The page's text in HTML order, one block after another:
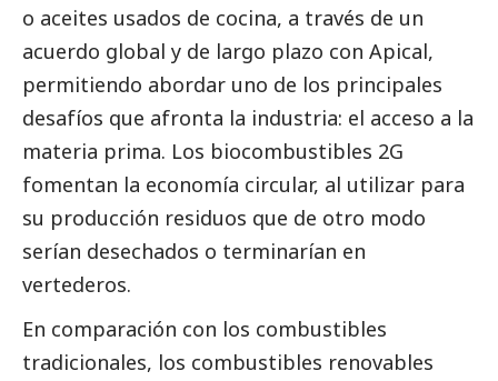
o aceites usados de cocina, a través de un
acuerdo global y de largo plazo con Apical,
permitiendo abordar uno de los principales
desafíos que afronta la industria: el acceso a la
materia prima. Los biocombustibles 2G
fomentan la economía circular, al utilizar para
su producción residuos que de otro modo
serían desechados o terminarían en
vertederos.
En comparación con los combustibles
tradicionales, los combustibles renovables